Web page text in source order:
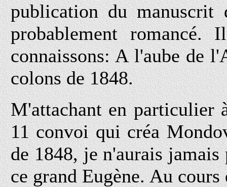
publication du manuscrit
probablement
connaissons: A l'aube de
colons de 1848.
M'attachant en particulier
11 convoi qui créa
de 1848, je n'aurais jamais
ce grand Eugène. Au